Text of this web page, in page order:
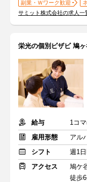
副業・Ｗワーク歓迎
サミット株式会社の求人一
栄光の個別ビザビ 鳩
給与
1コ
雇用形態
アル
シフト
週1
アクセス
鳩ケ
徒歩